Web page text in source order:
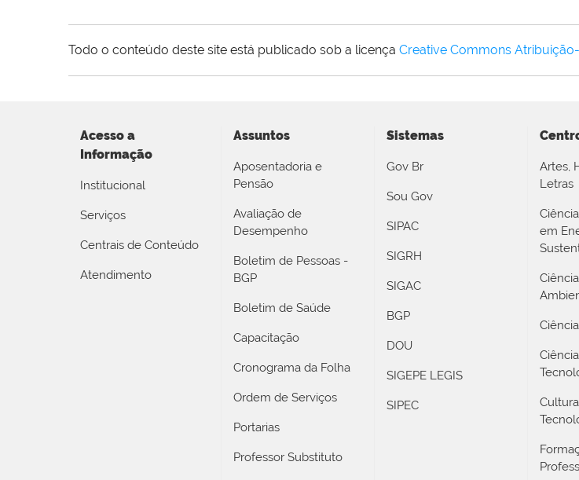
Todo o conteúdo deste site está publicado sob a licença Creative Commons
Acesso a
Informação
Institucional
Serviços
Centrais de Conteúdo
Atendimento
Assuntos
Aposentadoria e
Pensão
Avaliação de
Desempenho
Boletim de Pessoas -
BGP
Boletim de Saúde
Capacitação
Cronograma da Folha
Ordem de Serviços
Portarias
Professor Substituto
Sistemas
Gov Br
Sou Gov
SIPAC
SIGRH
SIGAC
BGP
DOU
SIGEPE LEGIS
SIPEC
Artes,
Letras
em